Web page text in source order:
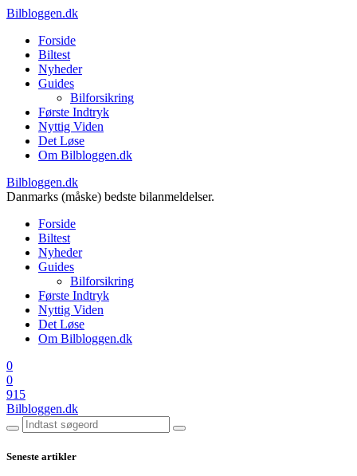
Bilbloggen.dk
Forside
Biltest
Nyheder
Guides
Bilforsikring
Første Indtryk
Nyttig Viden
Det Løse
Om Bilbloggen.dk
Bilbloggen.dk
Danmarks (måske) bedste bilanmeldelser.
Forside
Biltest
Nyheder
Guides
Bilforsikring
Første Indtryk
Nyttig Viden
Det Løse
Om Bilbloggen.dk
0
0
915
Bilbloggen.dk
Seneste artikler